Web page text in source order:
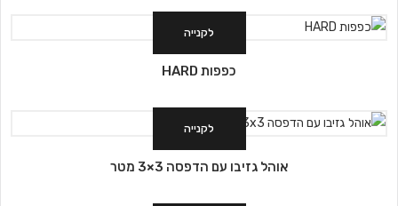
לקנייה
כפפות HARD
לקנייה
אוהל גזיבו עם הדפסה 3×3 מטר